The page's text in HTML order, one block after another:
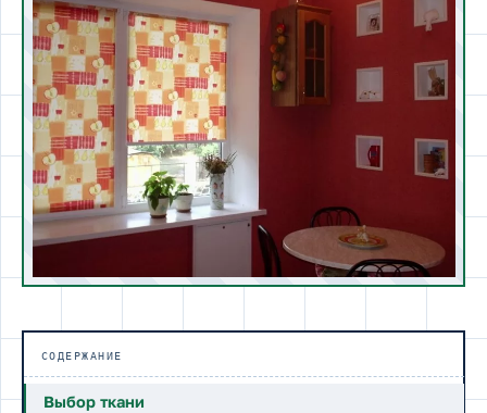
СОДЕРЖАНИЕ
Выбор ткани